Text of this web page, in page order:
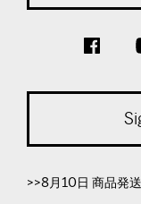
>>8月10日 商品発